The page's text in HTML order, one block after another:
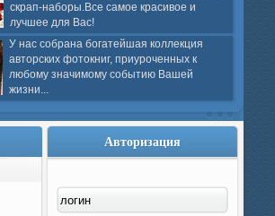
скрап-наборы.Все самое красивое и
лучшее для Вас!
У нас собрана богатейшая коллекция
авторских фотокниг, приуроченных к
любому значимому событию Вашей
жизни...
Авторизация